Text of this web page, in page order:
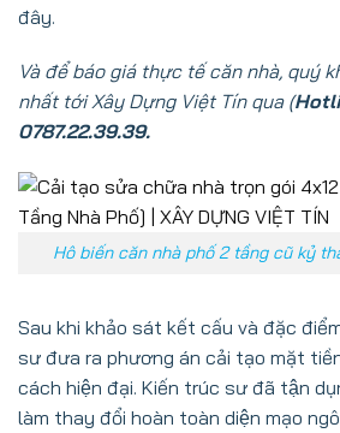
đây.
Và để báo giá thực tế căn nhà, quý
nhất tớiXây Dựng Việt Tínqua (
0787.22.39.39.
Hô biến căn nhà phố 2 tầng cũ kỷ
Sau khi khảo sát kết cấu và đặc
sư đưa ra phương án cải tạo mặt
cách hiện đại. Kiến trúc sư đã tận
làm thay đổi hoàn toàn diện mạo